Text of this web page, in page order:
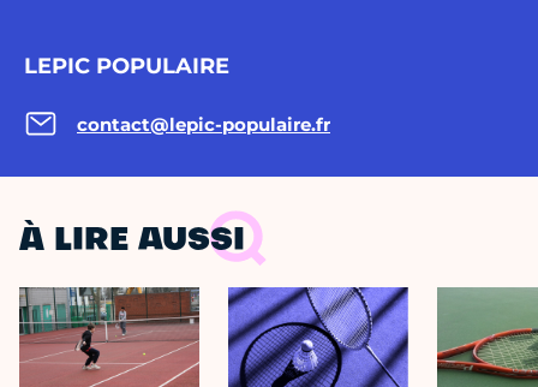
LEPIC POPULAIRE
contact@lepic-populaire.fr
À LIRE AUSSI